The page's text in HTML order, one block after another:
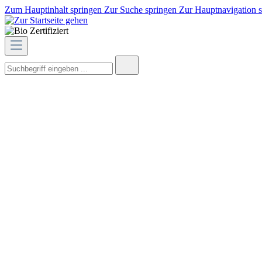
Zum Hauptinhalt springen Zur Suche springen Zur Hauptnavigation